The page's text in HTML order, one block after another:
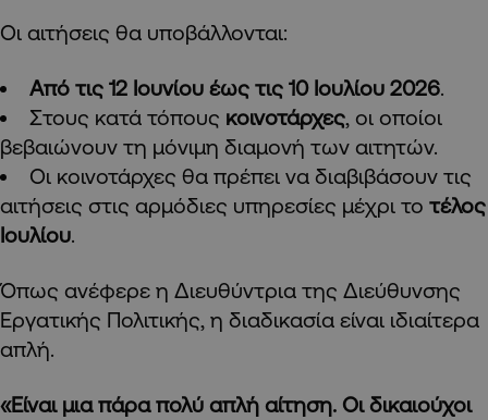
Οι αιτήσεις θα υποβάλλονται:
Από τις 12 Ιουνίου έως τις 10 Ιουλίου 2026.
Στους κατά τόπους κοινοτάρχες, οι οποίοι
βεβαιώνουν τη μόνιμη διαμονή των αιτητών.
Οι κοινοτάρχες θα πρέπει να διαβιβάσουν τις
αιτήσεις στις αρμόδιες υπηρεσίες μέχρι το τέλος
Ιουλίου.
Όπως ανέφερε η Διευθύντρια της Διεύθυνσης
Εργατικής Πολιτικής, η διαδικασία είναι ιδιαίτερα
απλή.
«Είναι μια πάρα πολύ απλή αίτηση. Οι δικαιούχοι